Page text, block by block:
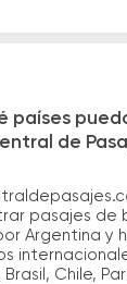
países
de
pasajes de
Argentina y
Brasil, Chile,